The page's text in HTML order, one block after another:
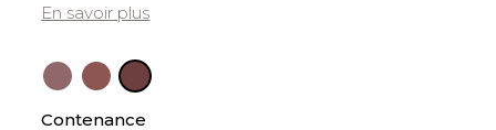
En savoir plus
Contenance